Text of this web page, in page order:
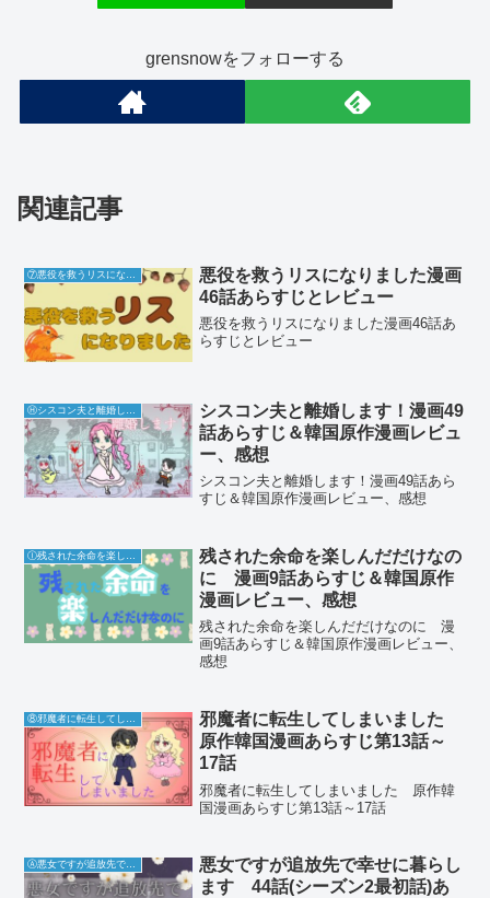
grensnowをフォローする
関連記事
悪役を救うリスになりました漫画
46話あらすじとレビュー
悪役を救うリスになりました漫画46話あ
らすじとレビュー
シスコン夫と離婚します！漫画49
話あらすじ＆韓国原作漫画レビュ
ー、感想
シスコン夫と離婚します！漫画49話あら
すじ＆韓国原作漫画レビュー、感想
残された余命を楽しんだだけなの
に 漫画9話あらすじ＆韓国原作
漫画レビュー、感想
残された余命を楽しんだだけなのに 漫
画9話あらすじ＆韓国原作漫画レビュー、
感想
⑧邪魔者に転生してしまいました
邪魔者に転生してしまいました
原作韓国漫画あらすじ第13話～
17話
邪魔者に転生してしまいました 原作韓
国漫画あらすじ第13話～17話
Ⓐ悪女ですが追放先で幸せに暮らします
悪女ですが追放先で幸せに暮らし
ます 44話(シーズン2最初話)あ